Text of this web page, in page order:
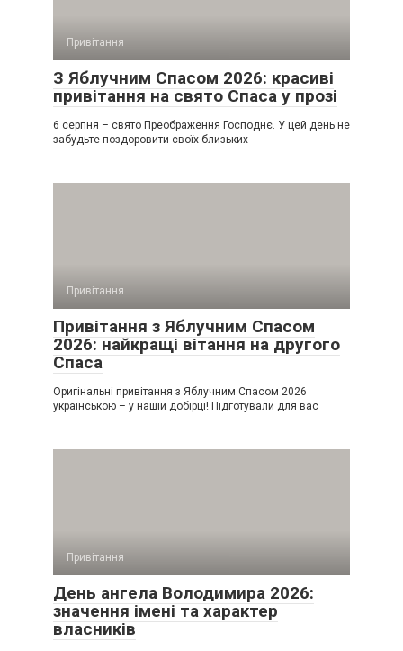
Привітання
З Яблучним Спасом 2026: красиві
привітання на свято Спаса у прозі
6 серпня – свято Преображення Господнє. У цей день не
забудьте поздоровити своїх близьких
Привітання
Привітання з Яблучним Спасом
2026: найкращі вітання на другого
Спаса
Оригінальні привітання з Яблучним Спасом 2026
українською – у нашій добірці! Підготували для вас
Привітання
День ангела Володимира 2026:
значення імені та характер
власників